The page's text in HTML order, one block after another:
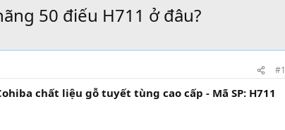
50 điếu H711 ở đâu?
#1
chất liệu gỗ tuyết tùng cao cấp - Mã SP: H711